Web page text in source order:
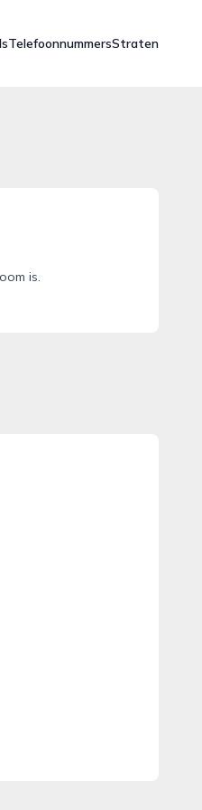
TelefoonnummersStraten
is.